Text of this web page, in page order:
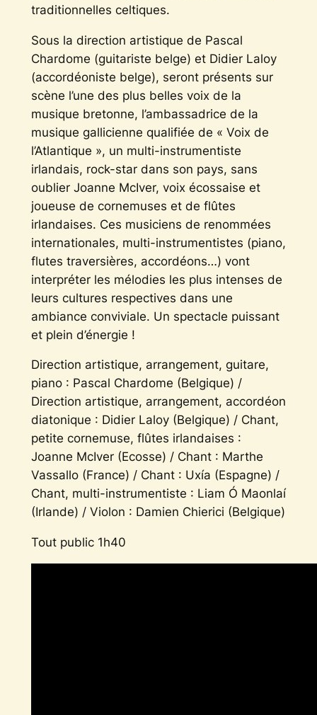
traditionnelles celtiques.
Sous la direction artistique de Pascal
Chardome (guitariste belge) et Didier Laloy
(accordéoniste belge), seront présents sur
scène l’une des plus belles voix de la
musique bretonne, l’ambassadrice de la
musique gallicienne qualifiée de « Voix de
l’Atlantique », un multi-instrumentiste
irlandais, rock-star dans son pays, sans
oublier Joanne McIver, voix écossaise et
joueuse de cornemuses et de flûtes
irlandaises. Ces musiciens de renommées
internationales, multi-instrumentistes (piano,
flutes traversières, accordéons…) vont
interpréter les mélodies les plus intenses de
leurs cultures respectives dans une
ambiance conviviale. Un spectacle puissant
et plein d’énergie !
Direction artistique, arrangement, guitare,
piano : Pascal Chardome (Belgique) /
Direction artistique, arrangement, accordéon
diatonique : Didier Laloy (Belgique) / Chant,
petite cornemuse, flûtes irlandaises :
Joanne McIver (Ecosse) / Chant : Marthe
Vassallo (France) / Chant : Uxía (Espagne) /
Chant, multi-instrumentiste : Liam Ó Maonlaí
(Irlande) / Violon : Damien Chierici (Belgique)
Tout public 1h40